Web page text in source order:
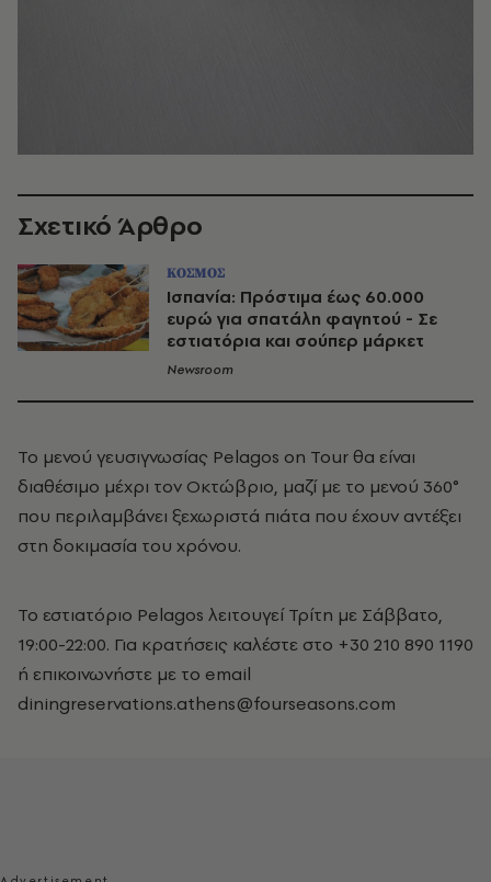
Σχετικό Άρθρο
ΚΟΣΜΟΣ
Ισπανία: Πρόστιμα έως 60.000
ευρώ για σπατάλη φαγητού - Σε
εστιατόρια και σούπερ μάρκετ
Newsroom
Το μενού γευσιγνωσίας Pelagos on Tour θα είναι
διαθέσιμο μέχρι τον Οκτώβριο, μαζί με το μενού 360°
που περιλαμβάνει ξεχωριστά πιάτα που έχουν αντέξει
στη δοκιμασία του χρόνου.
Το εστιατόριο Pelagos λειτουγεί Τρίτη με Σάββατο,
19:00-22:00. Για κρατήσεις καλέστε στο +30 210 890 1190
ή επικοινωνήστε με το email
diningreservations.athens@fourseasons.com